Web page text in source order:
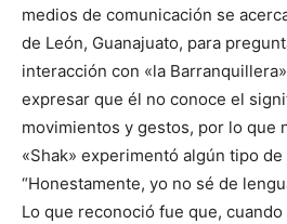
medios de comunicación se
de León, Guanajuato, para
interacción con «la
expresar que él no conoce el
movimientos y gestos, por lo que
«Shak» experimentó algún tipo
“Honestamente, yo no sé de
Lo que reconoció fue que,